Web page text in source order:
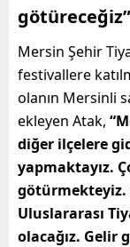
götüreceğiz”
Mersin Şehir
festivallere
olanın Mersinli
ekleyen Atak,
diğer ilçelere
yapmaktayız.
götürmekteyiz.
Uluslararası
olacağız. Gelir